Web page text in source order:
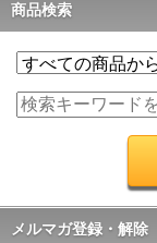
商品検索
メルマガ登録・解除